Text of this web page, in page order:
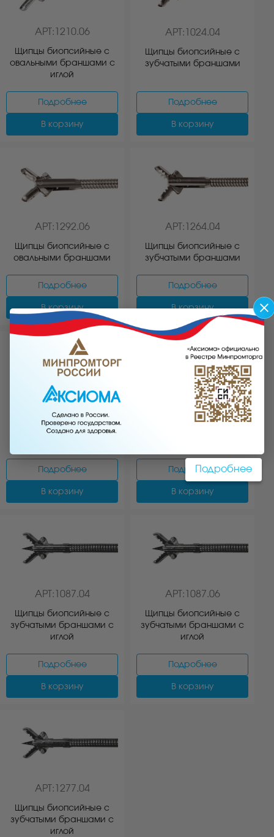
АРТ:1210.06
Щипцы биопсийные с
овальными браншами с
иглой
Подробнее
В корзину
АРТ:1024.04
Щипцы биопсийные с
зубчатыми браншами
Подробнее
В корзину
АРТ:1292.06
Щипцы биопсийные с
овальными браншами
Подробнее
В корзину
АРТ:1264.04
Щипцы биопсийные с
зубчатыми браншами
Подробнее
В корзину
АРТ:1212.04
Щипцы биопсийные с
Подробнее
В корзину
АРТ:1264.06
Подробнее
В корзину
АРТ:1087.04
Щипцы биопсийные с
зубчатыми браншами с
иглой
Подробнее
В корзину
АРТ:1087.06
Щипцы биопсийные с
зубчатыми браншами с
иглой
Подробнее
В корзину
АРТ:1277.04
Щипцы биопсийные с
зубчатыми браншами с
иглой
Подробнее